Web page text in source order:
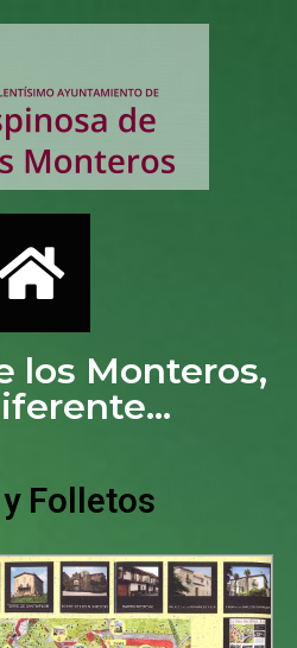
los Monteros,
Folletos